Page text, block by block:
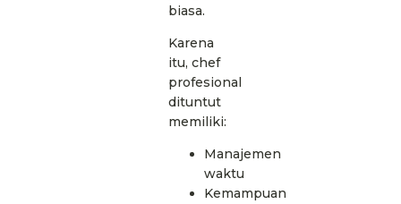
biasa.
Karena
itu, chef
profesional
dituntut
memiliki:
Manajemen
waktu
Kemampuan